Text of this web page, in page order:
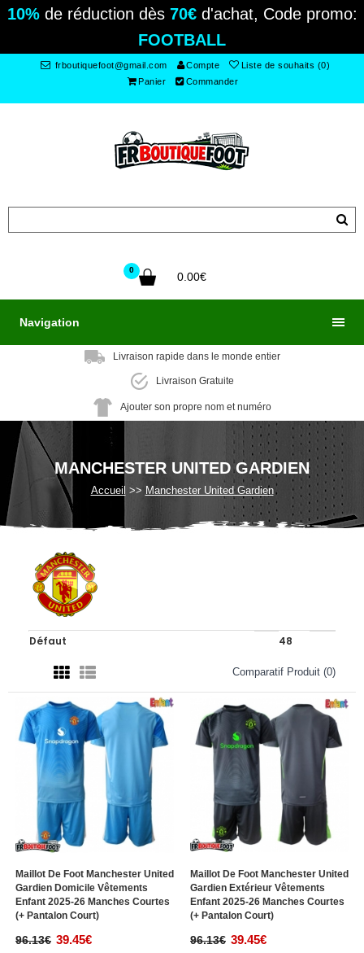
10%de réduction dès 70€d'achat, Code promo:
FOOTBALL
frboutiquefoot@gmail.com Compte
Liste de souhaits (0)
Panier
Commander
0
0.00€
Navigation
Livraison rapide dans le monde entier
Livraison Gratuite
Ajouter son propre nom et numéro
MANCHESTER UNITED GARDIEN
Accueil Manchester United Gardien
Comparatif Produit (0)
Maillot De Foot Manchester United
Gardien Domicile Vêtements
Enfant 2025-26 Manches Courtes
(+ Pantalon Court)
96.13€ 39.45€
Maillot De Foot Manchester United
Gardien Extérieur Vêtements
Enfant 2025-26 Manches Courtes
(+ Pantalon Court)
96.13€ 39.45€